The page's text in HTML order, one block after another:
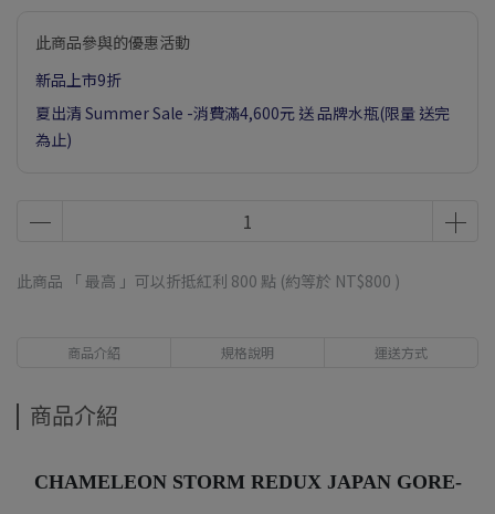
此商品參與的優惠活動
新品上市9折
夏出清 Summer Sale -消費滿4,600元 送 品牌水瓶(限量 送完
為止)
此商品 「 最高 」可以折抵紅利 800 點 (約等於 NT$800 )
商品介紹 規格說明 運送方式
商品介紹
CHAMELEON STORM REDUX JAPAN GORE-